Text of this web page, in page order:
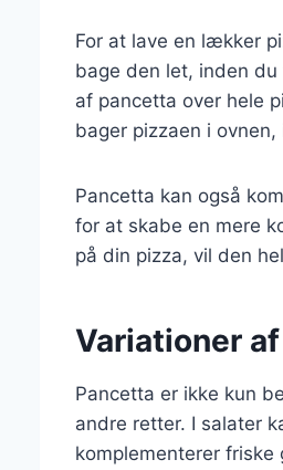
For at lave en lækker
bage den let, inden
af pancetta over hele
bager pizzaen i
Pancetta kan også
for at skabe en mere
på din pizza, vil den
Variationer
Pancetta er ikke kun
andre retter. I salater
komplementerer friske